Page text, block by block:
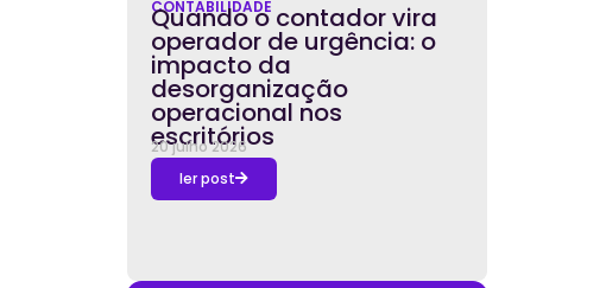
CONTABILIDADE
Quando o contador vira
operador de urgência: o
impacto da
desorganização
operacional nos
escritórios
20 julho 2026
ler post